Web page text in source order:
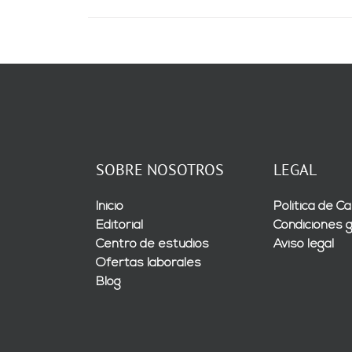
SOBRE NOSOTROS
Inicio
Editorial
Centro de estudios
Ofertas laborales
Blog
LEGAL
Política de
Condiciones
Aviso legal